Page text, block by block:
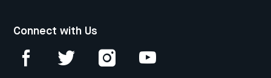
Connect with Us